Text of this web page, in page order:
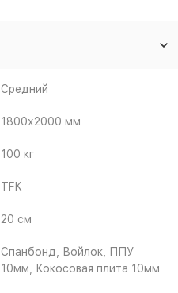
Средний
1800х2000 мм
100 кг
TFK
20 см
Спанбонд, Войлок, ППУ
10мм, Кокосовая плита 10мм